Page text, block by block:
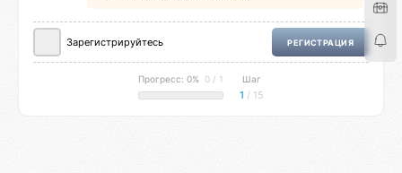
Зарегистрируйтесь РЕГИСТРАЦИЯ
Прогресс: 0% 0 / 1 Шаг
1 / 15